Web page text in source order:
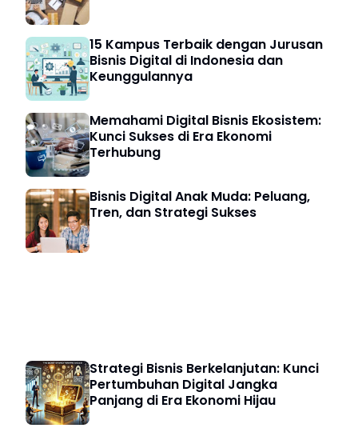
15 Kampus Terbaik dengan Jurusan
Bisnis Digital di Indonesia dan
Keunggulannya
Memahami Digital Bisnis Ekosistem:
Kunci Sukses di Era Ekonomi
Terhubung
Bisnis Digital Anak Muda: Peluang,
Tren, dan Strategi Sukses
Strategi Bisnis Berkelanjutan: Kunci
Pertumbuhan Digital Jangka
Panjang di Era Ekonomi Hijau